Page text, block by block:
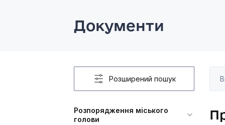
Документи
Розширений пошук
Розпорядження міського
голови